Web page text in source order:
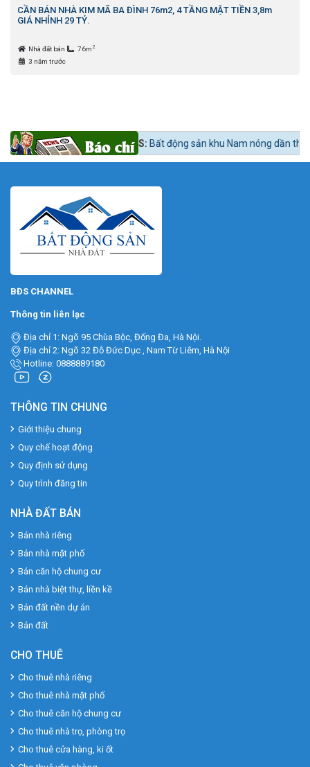
CẦN BÁN NHÀ KIM MÃ BA ĐÌNH 76m2, 4 TẦNG MẶT TIỀN 3,8m
GIÁ NHỈNH 29 TỶ.
Nhà đất bán 76m 2
3 năm trước
Tin tức 24h BĐS: Bất động sản khu Nam nóng dần theo lộ trình lên
BĐS CHANNEL
Thông tin liên lạc
Địa chỉ 1: Ngõ 95 Chùa Bộc, Đống Đa, Hà Nội.
Địa chỉ 2: Ngõ 32 Đỗ Đức Dục , Nam Từ Liêm, Hà Nội
Hotline: 0888889180
THÔNG TIN CHUNG
Giới thiệu chung
Quy chế hoạt động
Quy định sử dụng
Quy trình đăng tin
NHÀ ĐẤT BÁN
Bán nhà riêng
Bán nhà mặt phố
Bán căn hộ chung cư
Bán nhà biệt thự, liền kề
Bán đất nền dự án
Bán đất
CHO THUÊ
Cho thuê nhà riêng
Cho thuê nhà mặt phố
Cho thuê căn hộ chung cư
Cho thuê nhà trọ, phòng trọ
Cho thuê cửa hàng, ki ốt